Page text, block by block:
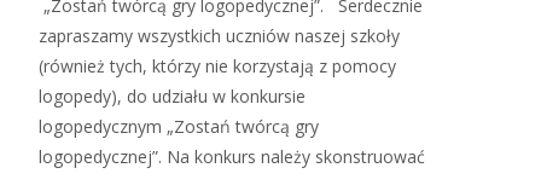
„Zostań twórcą gry logopedycznej”. Serdecznie
zapraszamy wszystkich uczniów naszej szkoły
(również tych, którzy nie korzystają z pomocy
logopedy), do udziału w konkursie
logopedycznym „Zostań twórcą gry
logopedycznej”. Na konkurs należy skonstruować